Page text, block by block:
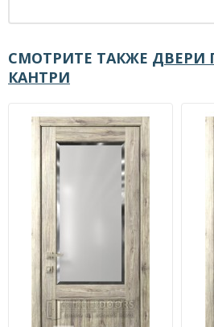
СМОТРИТЕ ТАКЖЕ ДВЕРИ
КАНТРИ